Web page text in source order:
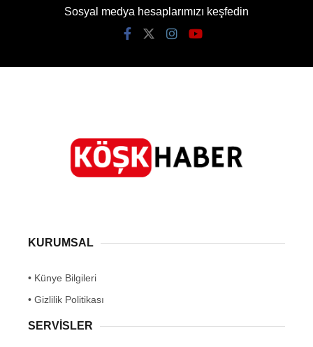
Sosyal medya hesaplarımızı keşfedin
KURUMSAL
• Künye Bilgileri
• Gizlilik Politikası
SERVİSLER